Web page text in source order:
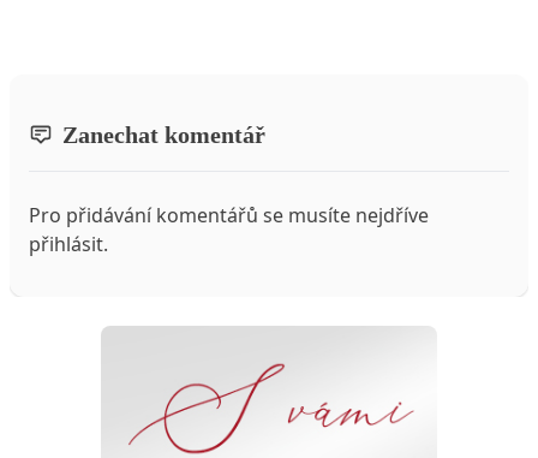
Zanechat komentář
Pro přidávání komentářů se musíte nejdříve
přihlásit.